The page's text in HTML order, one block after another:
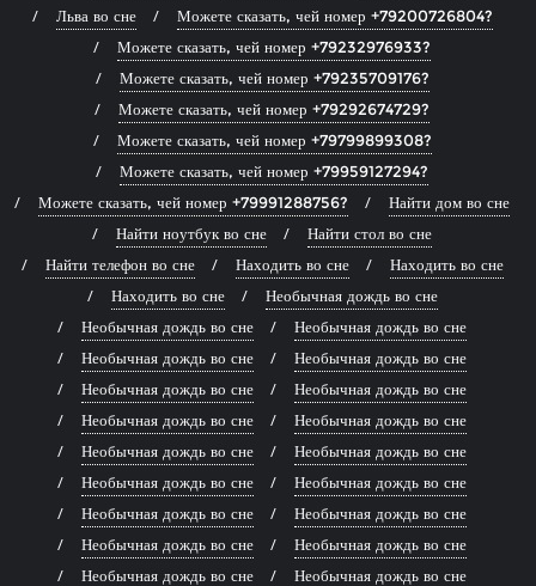
Льва во сне
Можете сказать, чей номер +79200726804?
Можете сказать, чей номер +79232976933?
Можете сказать, чей номер +79235709176?
Можете сказать, чей номер +79292674729?
Можете сказать, чей номер +79799899308?
Можете сказать, чей номер +79959127294?
Можете сказать, чей номер +79991288756?
Найти дом во сне
Найти ноутбук во сне
Найти стол во сне
Найти телефон во сне
Находить во сне
Находить во сне
Находить во сне
Необычная дождь во сне
Необычная дождь во сне
Необычная дождь во сне
Необычная дождь во сне
Необычная дождь во сне
Необычная дождь во сне
Необычная дождь во сне
Необычная дождь во сне
Необычная дождь во сне
Необычная дождь во сне
Необычная дождь во сне
Необычная дождь во сне
Необычная дождь во сне
Необычная дождь во сне
Необычная дождь во сне
Необычная дождь во сне
Необычная дождь во сне
Необычная дождь во сне
Необычная дождь во сне